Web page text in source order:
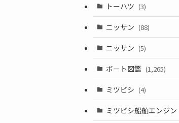
トーハツ (3)
ニッサン (88)
ニッサン (5)
ボート図鑑 (1,265)
ミツビシ (4)
ミツビシ船舶エンジン